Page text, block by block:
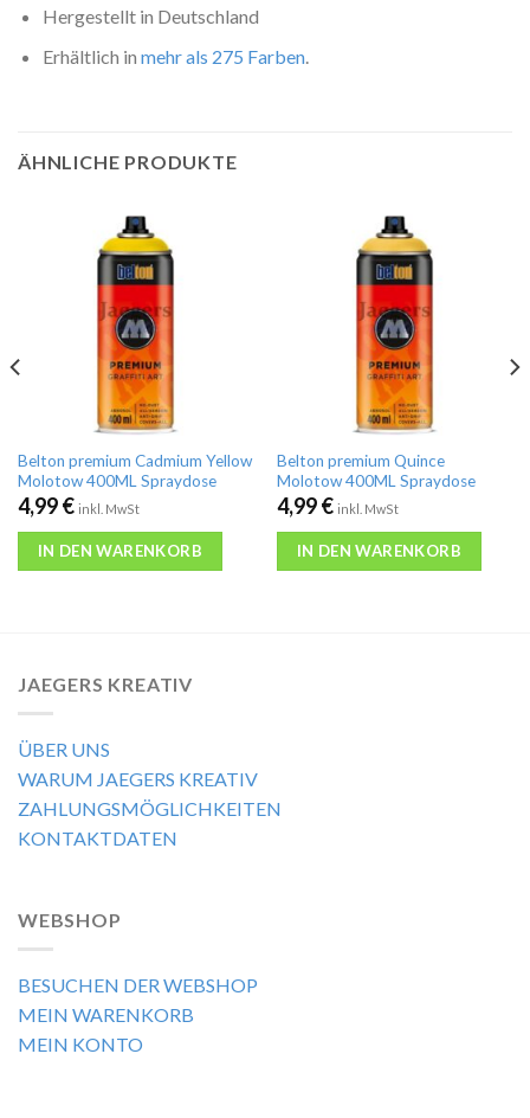
Hergestellt in Deutschland
Erhältlich in mehr als 275 Farben.
ÄHNLICHE PRODUKTE
Belton premium Cadmium Yellow
Molotow 400ML Spraydose
4,99€ inkl. MwSt
IN DEN WARENKORB
Belton premium Quince
Molotow 400ML Spraydose
4,99€ inkl. MwSt
IN DEN WARENKORB
JAEGERS KREATIV
ÜBER UNS
WARUM JAEGERS KREATIV
ZAHLUNGSMÖGLICHKEITEN
KONTAKTDATEN
WEBSHOP
BESUCHEN DER WEBSHOP
MEIN WARENKORB
MEIN KONTO